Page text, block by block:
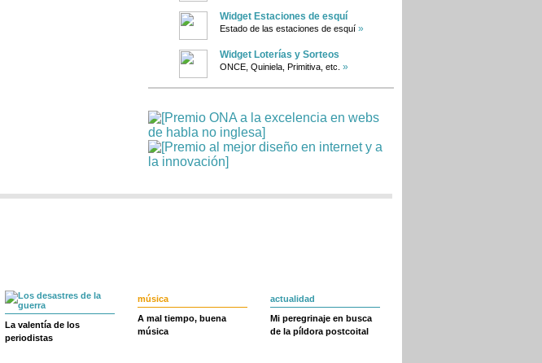
Widget Estaciones de esquí
Estado de las estaciones de esquí »
Widget Loterías y Sorteos
ONCE, Quiniela, Primitiva, etc. »
La valentía de los
periodistas
música
A mal tiempo, buena
música
actualidad
Mi peregrinaje en busca
de la píldora postcoital